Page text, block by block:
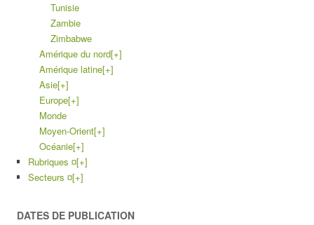
Tunisie
Zambie
Zimbabwe
Amérique du nord[+]
Amérique latine[+]
Asie[+]
Europe[+]
Monde
Moyen-Orient[+]
Océanie[+]
Rubriques ¤[+]
Secteurs ¤[+]
DATES DE PUBLICATION